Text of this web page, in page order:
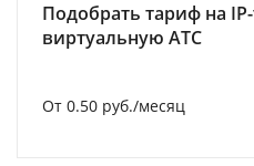
Подобрать тариф на
виртуальную АТС
От 0.50 руб./месяц